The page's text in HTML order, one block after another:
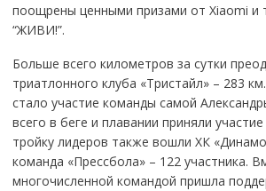
поощрены ценными призами от Xiaomi и
“ЖИВИ!”.
Больше всего километров за сутки
триатлонного клуба «Тристайл» – 283
стало участие команды самой
всего в беге и плавании приняли
тройку лидеров также вошли ХК
команда «Прессбола» – 122 участника.
многочисленной командой пришла